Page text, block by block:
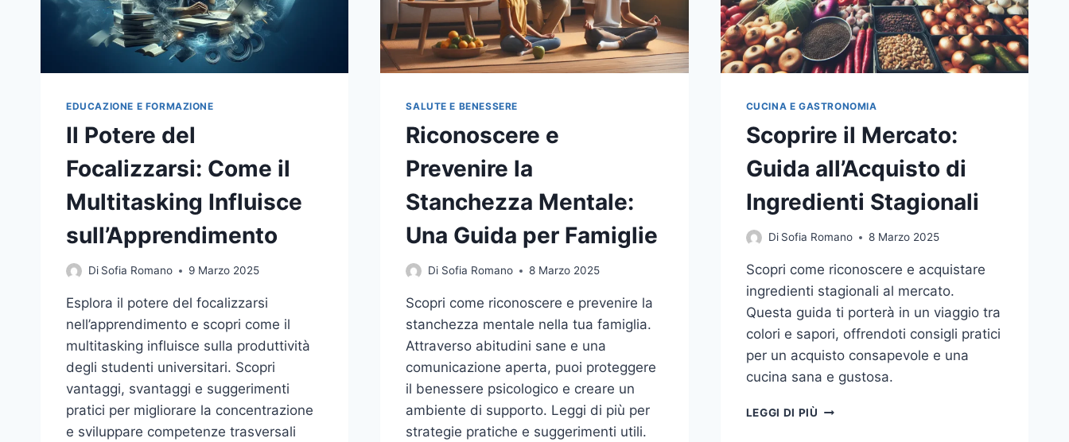
EDUCAZIONE E FORMAZIONE
Il Potere del
Focalizzarsi: Come il
Multitasking Influisce
sull’Apprendimento
Di Sofia Romano 9 Marzo 2025
Esplora il potere del focalizzarsi
nell’apprendimento e scopri come il
multitasking influisce sulla produttività
degli studenti universitari. Scopri
vantaggi, svantaggi e suggerimenti
pratici per migliorare la concentrazione
e sviluppare competenze trasversali
SALUTE E BENESSERE
Riconoscere e
Prevenire la
Stanchezza Mentale:
Una Guida per Famiglie
Di Sofia Romano 8 Marzo 2025
Scopri come riconoscere e prevenire la
stanchezza mentale nella tua famiglia.
Attraverso abitudini sane e una
comunicazione aperta, puoi proteggere
il benessere psicologico e creare un
ambiente di supporto. Leggi di più per
strategie pratiche e suggerimenti utili.
CUCINA E GASTRONOMIA
Scoprire il Mercato:
Guida all’Acquisto di
Ingredienti Stagionali
Di Sofia Romano 8 Marzo 2025
Scopri come riconoscere e acquistare
ingredienti stagionali al mercato.
Questa guida ti porterà in un viaggio tra
colori e sapori, offrendoti consigli pratici
per un acquisto consapevole e una
cucina sana e gustosa.
LEGGI DI PIÙ SCOPRIRE